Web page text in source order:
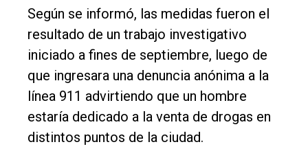
Nosotros
Contacto
Según se informó, las medidas fueron el
resultado de un trabajo investigativo
iniciado a fines de septiembre, luego de
que ingresara una denuncia anónima a la
línea 911 advirtiendo que un hombre
estaría dedicado a la venta de drogas en
distintos puntos de la ciudad.